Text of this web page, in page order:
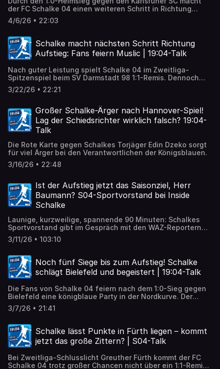
der FC Schalke 04 einen weiteren Schritt in Richtung
Bundesliga. Trotz der Verletzungen von Schlüsselspielern
wie Edin Dzeko und Nikola Katic spielen die Königsblauen
Defensive.
4/6/26 • 22:03
Schalke macht nächsten Schritt Richtung
Aufstieg: Fans feiern Muslic | 19:04-Talk
Nach guter Leistung spielt Schalke 04 im Zweitliga-
Spitzenspiel beim SV Darmstadt 98 1:1-Remis. Dennoch
festigen die Gelsenkirchener die Tabellenführung und
kommen dem Aufstieg immer näher. Die aktuelle
machen Hoffnung.
3/22/26 • 22:21
Großer Schalke-Ärger nach Hannover-Spiel!
Lag der Schiedsrichter wirklich falsch? 19:04-
Talk
Die Rote Karte gegen Schalkes Torjäger Edin Dzeko sorgt
für viel Ärger bei den Verantwortlichen der Königsblauen.
3/16/26 • 22:48
Ist der Aufstieg jetzt das Saisonziel, Herr
Baumann? S04-Sportvorstand bei Inside
Schalke
Launige, kurzweilige, spannende 90 Minuten: Schalkes
Sportvorstand gibt im Gespräch mit den WAZ-Reportern
Robin Haack, Andreas Ernst und Sinan Sat live vor
Publikum interessante Einblicke in seine Arbeit und den
3/11/26 • 103:10
Noch fünf Siege bis zum Aufstieg! Schalke
schlägt Bielefeld und begeistert | 19:04-Talk
Die Fans von Schalke 04 feiern nach dem 1:0-Sieg gegen
Bielefeld eine königblaue Party in der Nordkurve. Der
Aufstieg in die Bundesliga rückt immer näher – vor allem,
weil die Neuzugänge überzeugen.
3/7/26 • 21:41
Schalke lässt Punkte in Fürth liegen – kommt
jetzt das große Zittern? | S04-Talk
Bei Zweitliga-Schlusslicht Greuther Fürth kommt der FC
Schalke 04 trotz großer Chancen nicht über ein 1:1-Remis